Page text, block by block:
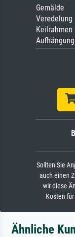
Gemälde
Veredelung
Keilrahmen
Aufhängung
Sollten Sie
auch einen
wir diese
Kosten
Ähnliche